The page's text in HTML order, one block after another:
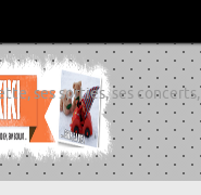
ses sorties, ses concerts,